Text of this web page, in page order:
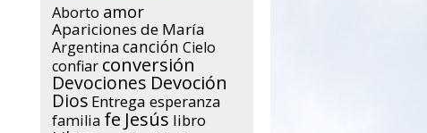
Aborto amor
Apariciones de María
Argentina canción Cielo
confiar conversión
Devociones Devoción
Dios Entrega esperanza
familia fe Jesús libro